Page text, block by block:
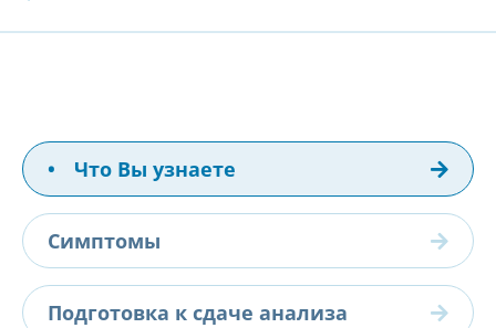
• Что Вы узнаете
Симптомы
Подготовка к сдаче анализа